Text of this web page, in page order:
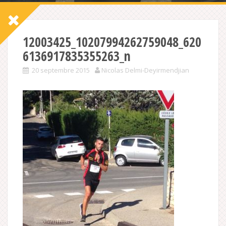
12003425_10207994262759048_620
6136917835355263_n
20 septembre 2015 Nicolas Delmi-Deyirmendjian